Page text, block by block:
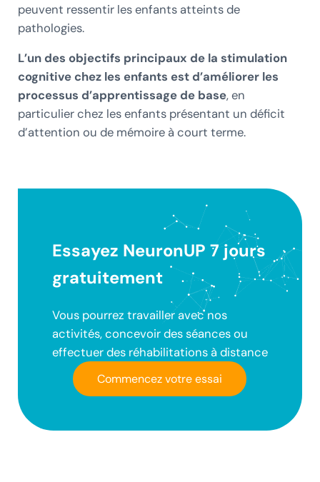
peuvent ressentir les enfants atteints de
pathologies.
L’un des objectifs principaux de la stimulation
cognitive chez les enfants est d’améliorer les
processus d’apprentissage de base, en
particulier chez les enfants présentant un déficit
d’attention ou de mémoire à court terme.
Essayez NeuronUP 7 jours
gratuitement
Vous pourrez travailler avec nos
activités, concevoir des séances ou
effectuer des réhabilitations à distance
Commencez votre essai